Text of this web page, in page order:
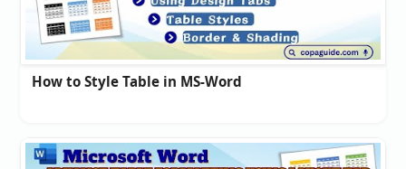
How to Style Table in MS-Word